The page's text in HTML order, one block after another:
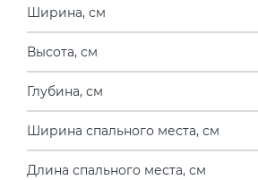
Ширина, см
Высота, см
Глубина, см
Ширина спального места, см
Длина спального места, см